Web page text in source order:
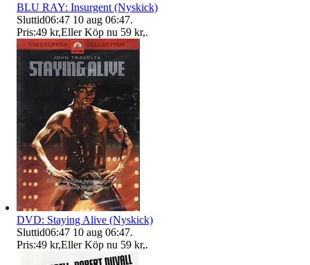
BLU RAY: Insurgent (Nyskick)
Sluttid06:47 10 aug 06:47.
Pris:49 kr,Eller Köp nu 59 kr,.
DVD: Staying Alive (Nyskick)
Sluttid06:47 10 aug 06:47.
Pris:49 kr,Eller Köp nu 59 kr,.